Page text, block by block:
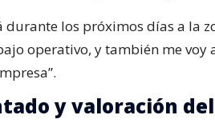
los próximos días a la
operativo, y también me voy
y valoración